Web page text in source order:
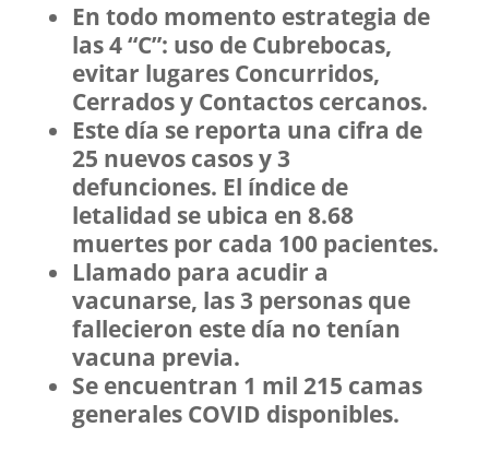
En todo momento estrategia de
las 4 “C”: uso de Cubrebocas,
evitar lugares Concurridos,
Cerrados y Contactos cercanos.
Este día se reporta una cifra de
25 nuevos casos y 3
defunciones. El índice de
letalidad se ubica en 8.68
muertes por cada 100 pacientes.
Llamado para acudir a
vacunarse, las 3 personas que
fallecieron este día no tenían
vacuna previa.
Se encuentran 1 mil 215 camas
generales COVID disponibles.